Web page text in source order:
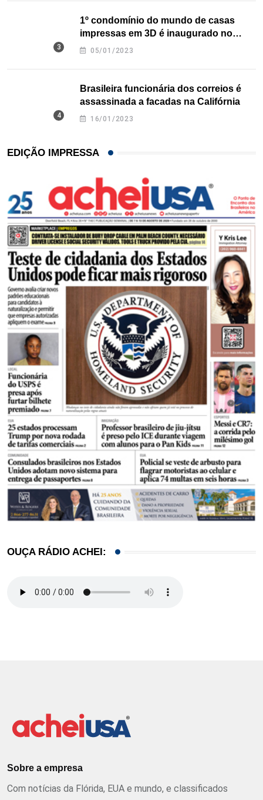
1º condomínio do mundo de casas
impressas em 3D é inaugurado no
Texas
05/01/2023
Brasileira funcionária dos correios é
assassinada a facadas na Califórnia
16/01/2023
EDIÇÃO IMPRESSA
OUÇA RÁDIO ACHEI:
Sobre a empresa
Com notícias da Flórida, EUA e mundo, e classificados